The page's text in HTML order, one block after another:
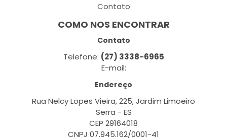
Contato
COMO NOS ENCONTRAR
Contato
Telefone: (27) 3338-6965
E-mail:
Endereço
Rua Nelcy Lopes Vieira, 225, Jardim Limoeiro
Serra - ES
CEP 29164018
CNPJ 07.945.162/0001-41